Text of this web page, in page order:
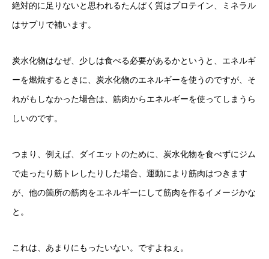
絶対的に足りないと思われるたんぱく質はプロテイン、ミネラル
はサプリで補います。
炭水化物はなぜ、少しは食べる必要があるかというと、エネルギ
ーを燃焼するときに、炭水化物のエネルギーを使うのですが、そ
れがもしなかった場合は、筋肉からエネルギーを使ってしまうら
しいのです。
つまり、例えば、ダイエットのために、炭水化物を食べずにジム
で走ったり筋トレしたりした場合、運動により筋肉はつきます
が、他の箇所の筋肉をエネルギーにして筋肉を作るイメージかな
と。
これは、あまりにもったいない。ですよねぇ。